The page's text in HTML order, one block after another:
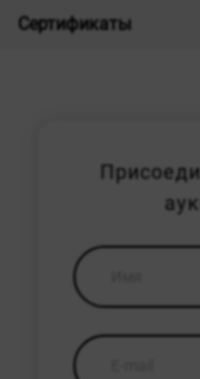
Сертификаты